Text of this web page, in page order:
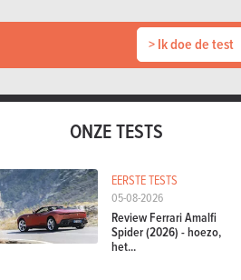
> Ik doe de test
ONZE TESTS
EERSTE TESTS
05-08-2026
Review Ferrari Amalfi
Spider (2026) - hoezo,
het...